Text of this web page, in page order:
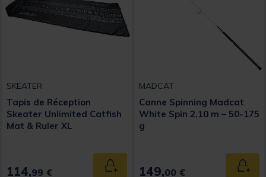
SKEATER
Tapis de Réception
Skeater Unlimited Catfish
Mat & Ruler XL
114,99 € Ajouter au panier
MADCAT
Canne Spinning Madcat
White Spin 2,10 m – 50-175
g
149,00 €